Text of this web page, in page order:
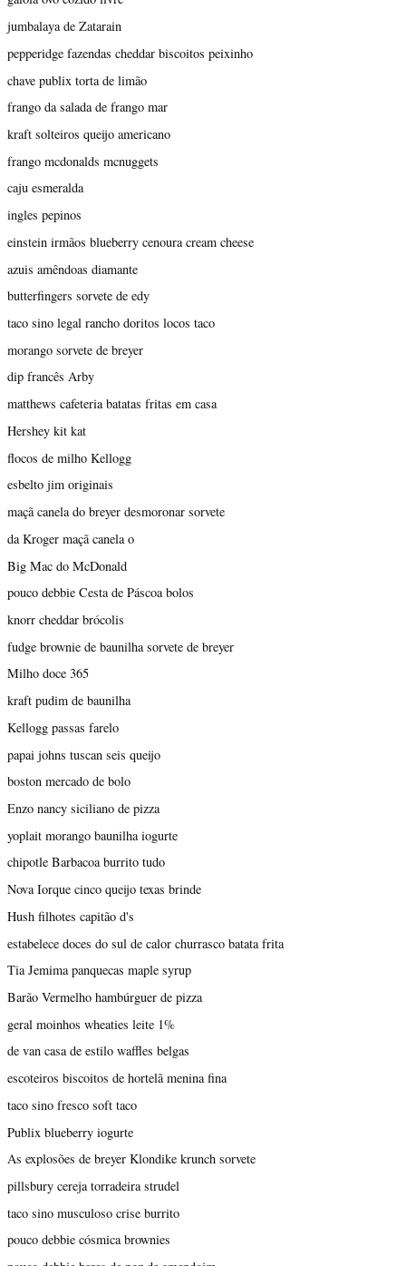
jumbalaya de Zatarain
pepperidge fazendas cheddar biscoitos peixinho
chave publix torta de limão
frango da salada de frango mar
kraft solteiros queijo americano
frango mcdonalds mcnuggets
caju esmeralda
ingles pepinos
einstein irmãos blueberry cenoura cream cheese
azuis amêndoas diamante
butterfingers sorvete de edy
taco sino legal rancho doritos locos taco
morango sorvete de breyer
dip francês Arby
matthews cafeteria batatas fritas em casa
Hershey kit kat
flocos de milho Kellogg
esbelto jim originais
maçã canela do breyer desmoronar sorvete
da Kroger maçã canela o
Big Mac do McDonald
pouco debbie Cesta de Páscoa bolos
knorr cheddar brócolis
fudge brownie de baunilha sorvete de breyer
Milho doce 365
kraft pudim de baunilha
Kellogg passas farelo
papai johns tuscan seis queijo
boston mercado de bolo
Enzo nancy siciliano de pizza
yoplait morango baunilha iogurte
chipotle Barbacoa burrito tudo
Nova Iorque cinco queijo texas brinde
Hush filhotes capitão d's
estabelece doces do sul de calor churrasco batata frita
Tia Jemima panquecas maple syrup
Barão Vermelho hambúrguer de pizza
geral moinhos wheaties leite 1%
de van casa de estilo waffles belgas
escoteiros biscoitos de hortelã menina fina
taco sino fresco soft taco
Publix blueberry iogurte
As explosões de breyer Klondike krunch sorvete
pillsbury cereja torradeira strudel
taco sino musculoso crise burrito
pouco debbie cósmica brownies